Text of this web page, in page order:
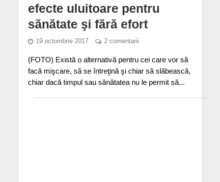
efecte uluitoare pentru
sănătate şi fără efort
19 octombrie 2017 2 comentarii
(FOTO) Există o alternativă pentru cei care vor să
facă mişcare, să se întreţină şi chiar să slăbească,
chiar dacă timpul sau sănătatea nu le permit să...